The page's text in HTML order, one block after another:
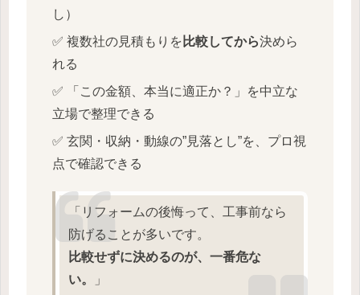
し）
✅ 複数社の見積もりを 比較してから決めら
れる
✅ 「この金額、本当に適正か？」を中立な
立場で整理できる
✅ 玄関・収納・動線の”見落とし”を、プロ視
点で確認できる
「リフォームの後悔って、工事前なら
防げることが多いです。
比較せずに決めるのが、一番危な
い。
」